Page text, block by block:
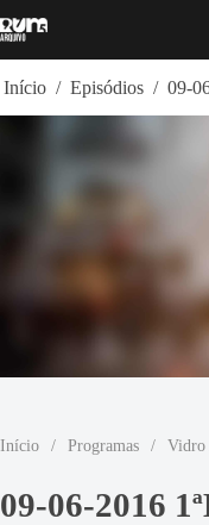
para
Início / Episódios / 09-
Início / Programas / Vidro
09-06-2016